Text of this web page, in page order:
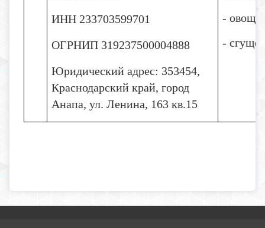
ИНН 233703599701
ОГРНИП 319237500004888
Юридический адрес: 353454,
Краснодарский край, город
Анапа, ул. Ленина, 163 кв.15
- овощи
-